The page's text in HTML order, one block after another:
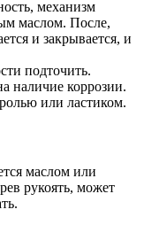
механизм
маслом. После,
и закрывается, и
подточить.
наличие коррозии.
или ластиком.
маслом или
рукоять, может